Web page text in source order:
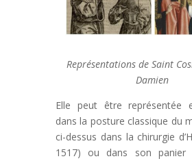
Représentations de Saint
Damien
Elle peut être représentée
dans la posture classique du
ci-dessus dans la chirurgie
1517) ou dans son